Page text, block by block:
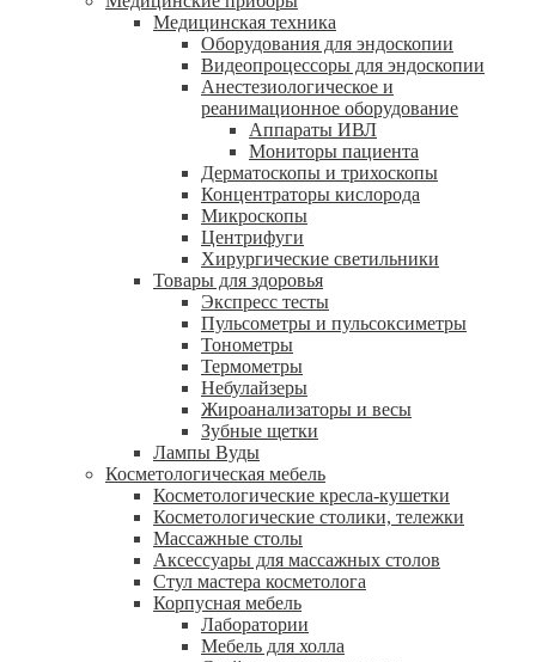
Медицинская техника
Оборудования для эндоскопии
Видеопроцессоры для эндоскопии
Анестезиологическое и
реанимационное оборудование
Аппараты ИВЛ
Мониторы пациента
Дерматоскопы и трихоскопы
Концентраторы кислорода
Микроскопы
Центрифуги
Xирургические светильники
Товары для здоровья
Экспресс тесты
Пульсометры и пульсоксиметры
Тонометры
Термометры
Небулайзеры
Жироанализаторы и весы
Зубные щетки
Лампы Вуды
Косметологическая мебель
Косметологические кресла-кушетки
Косметологические столики, тележки
Массажные столы
Аксессуары для массажных столов
Стул мастера косметолога
Корпусная мебель
Лаборатории
Мебель для холла